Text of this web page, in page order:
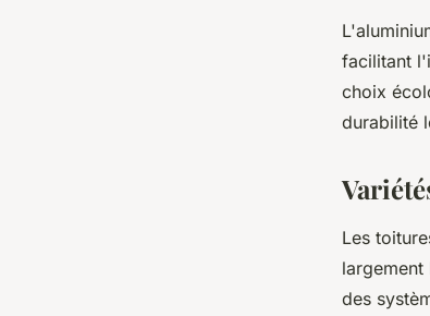
facilitant
choix
durabilité
Les
des